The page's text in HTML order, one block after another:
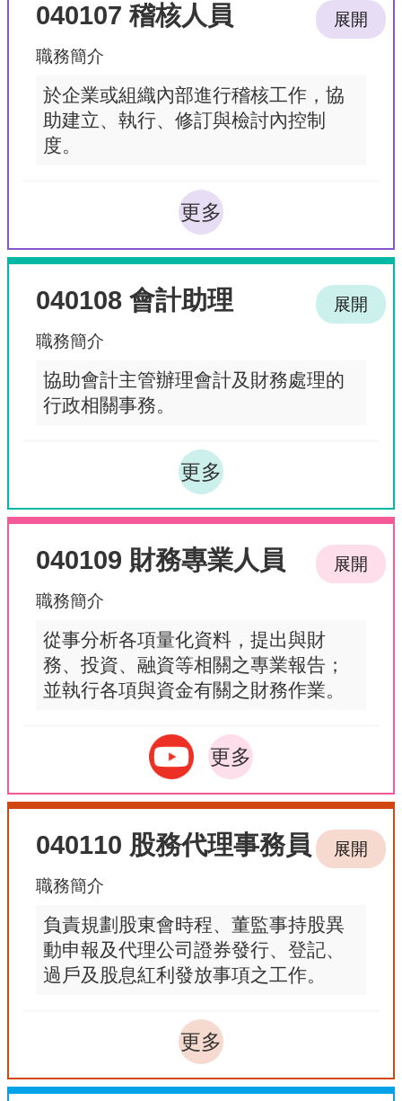
040107 稽核人員
職務簡介
於企業或組織內部進行稽核工作，協
助建立、執行、修訂與檢討內控制
度。
更多
展開
040108 會計助理
職務簡介
協助會計主管辦理會計及財務處理的
行政相關事務。
更多
展開
040109 財務專業人員
職務簡介
從事分析各項量化資料，提出與財
務、投資、融資等相關之專業報告；
並執行各項與資金有關之財務作業。
更多
展開
040110 股務代理事務員
職務簡介
負責規劃股東會時程、董監事持股異
動申報及代理公司證券發行、登記、
過戶及股息紅利發放事項之工作。
更多
展開